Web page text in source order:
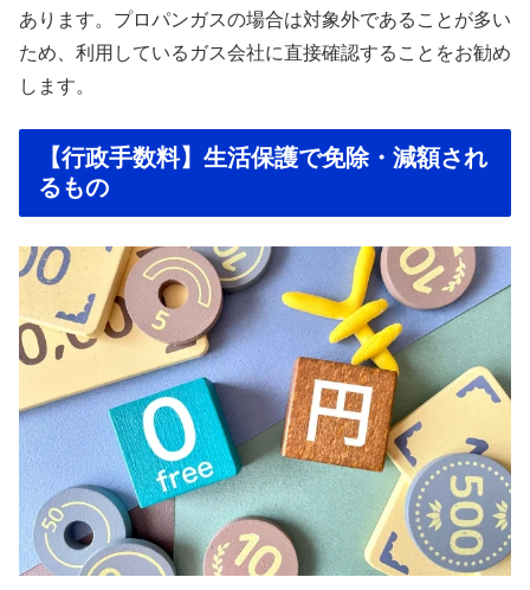
あります。プロパンガスの場合は対象外であることが多い
ため、利用しているガス会社に直接確認することをお勧め
します。
【行政手数料】生活保護で免除・減額され
るもの